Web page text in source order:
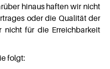
hinaus haften wir nicht
oder die Qualität der
nicht für die Erreichbarkeit
folgt: